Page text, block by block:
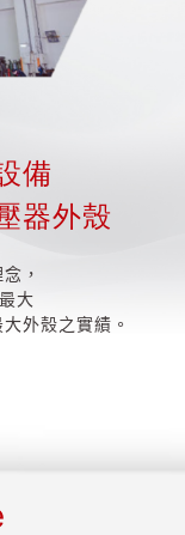
備
器外殼
，
大
外殼之實績。